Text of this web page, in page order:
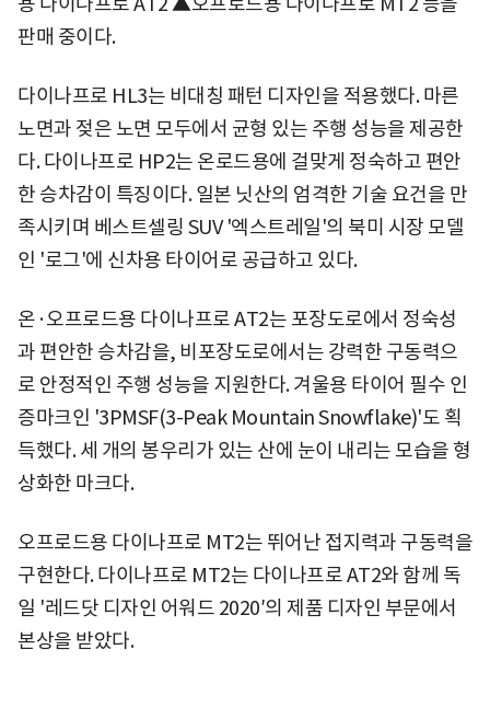
판매 중이다.
다이나프로 HL3는 비대칭 패턴 디자인을 적용했다. 마른
노면과 젖은 노면 모두에서 균형 있는 주행 성능을 제공한
다. 다이나프로 HP2는 온로드용에 걸맞게 정숙하고 편안
한 승차감이 특징이다. 일본 닛산의 엄격한 기술 요건을 만
족시키며 베스트셀링 SUV '엑스트레일'의 북미 시장 모델
인 '로그'에 신차용 타이어로 공급하고 있다.
온·오프로드용 다이나프로 AT2는 포장도로에서 정숙성
과 편안한 승차감을, 비포장도로에서는 강력한 구동력으
로 안정적인 주행 성능을 지원한다. 겨울용 타이어 필수 인
증마크인 '3PMSF(3-Peak Mountain Snowflake)'도 획
득했다. 세 개의 봉우리가 있는 산에 눈이 내리는 모습을 형
상화한 마크다.
오프로드용 다이나프로 MT2는 뛰어난 접지력과 구동력을
구현한다. 다이나프로 MT2는 다이나프로 AT2와 함께 독
일 '레드닷 디자인 어워드 2020′의 제품 디자인 부문에서
본상을 받았다.